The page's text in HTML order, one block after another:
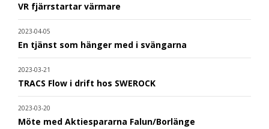
VR fjärrstartar värmare
2023-04-05
En tjänst som hänger med i svängarna
2023-03-21
TRACS Flow i drift hos SWEROCK
2023-03-20
Möte med Aktiespararna Falun/Borlänge